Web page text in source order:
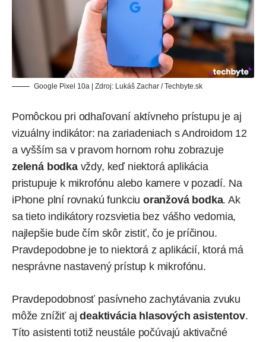
Google Pixel 10a | Zdroj: Lukáš Zachar / Techbyte.sk
Pomôckou pri odhaľovaní aktívneho prístupu je aj
vizuálny indikátor: na zariadeniach s Androidom 12
a vyšším sa v pravom hornom rohu zobrazuje
zelená bodkavždy, keď niektorá aplikácia
pristupuje k mikrofónu alebo kamere v pozadí. Na
iPhone plní rovnakú funkciu oranžová bodka. Ak
sa tieto indikátory rozsvietia bez vášho vedomia,
najlepšie bude čím skôr zistiť, čo je príčinou.
Pravdepodobne je to niektorá z aplikácií, ktorá má
nesprávne nastavený prístup k mikrofónu.
Pravdepodobnosť pasívneho zachytávania zvuku
môže znížiť ajdeaktivácia hlasových asistentov.
Títo asistenti totiž neustále počúvajú aktivačné